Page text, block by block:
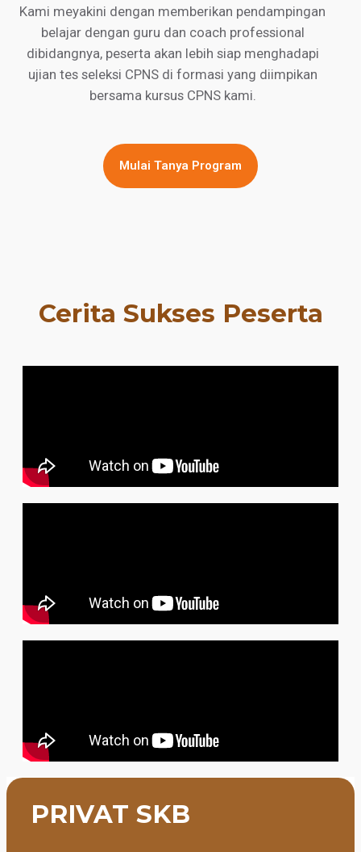
Kami meyakini dengan memberikan pendampingan
belajar dengan guru dan coach professional
dibidangnya, peserta akan lebih siap menghadapi
ujian tes seleksi CPNS di formasi yang diimpikan
bersama kursus CPNS kami.
Mulai Tanya Program
Cerita Sukses Peserta
PRIVAT SKB